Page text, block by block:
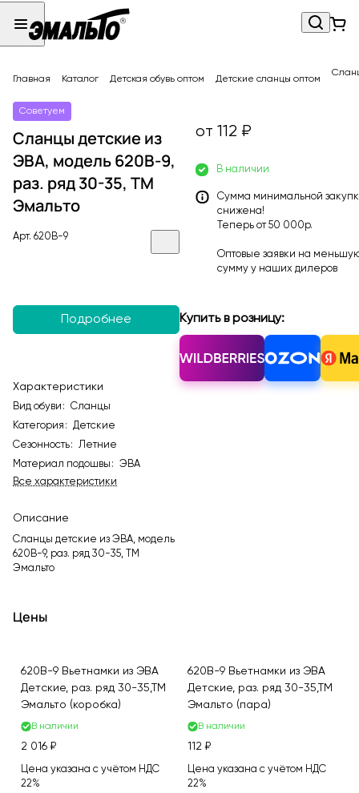
Главная Каталог Детская обувь оптом Детские сланцы оптом
Советуем
Сланцы детские из
ЭВА, модель 620B-9,
раз. ряд 30-35, ТМ
Эмальто
Арт. 620B-9
Подробнее
Характеристики
Вид обуви :
Сланцы
Категория :
Детские
Сезонность:
Летние
Материал подошвы :
ЭВА
Все характеристики
Описание
Сланцы детские из ЭВА, модель
620B-9, раз. ряд 30-35, ТМ
Эмальто
от 112 ₽
В наличии
Сумма минимальной
снижена!
Теперь от 50 000р.
Оптовые заявки на
сумму у наших дилеров
Купить в розницу:
Цены
620B-9 Вьетнамки из ЭВА
Детские, раз. ряд 30-35,ТМ
Эмальто (коробка)
В наличии
2 016 ₽
Цена указана с учётом НДС
22%
620B-9 Вьетнамки из ЭВА
Детские, раз. ряд 30-35,ТМ
Эмальто (пара)
В наличии
112 ₽
Цена указана с учётом НДС
22%